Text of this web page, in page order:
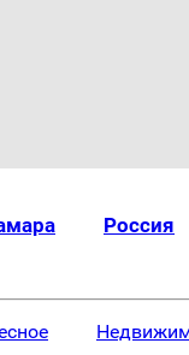
Россия